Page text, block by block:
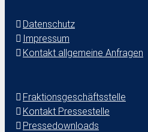
Datenschutz
Impressum
Kontakt allgemeine Anfragen
Fraktionsgeschäftsstelle
Kontakt Pressestelle
Pressedownloads